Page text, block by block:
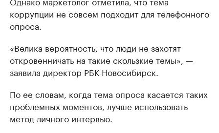
коррупции не совсем подходит для телефонного
опроса.
«Велика вероятность, что люди не захотят
откровенничать на такие скользкие темы», —
заявила директор РБК Новосибирск.
По ее словам, когда тема опроса касается таких
проблемных моментов, лучше использовать
метод личного интервью.